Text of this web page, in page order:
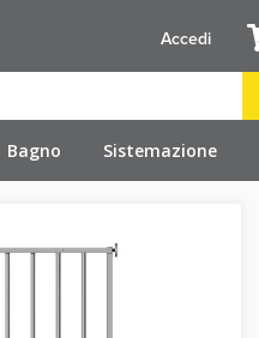
Bagno Sistemazione
Accedi